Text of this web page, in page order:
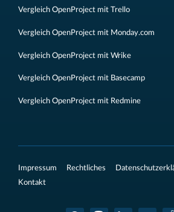
Vergleich OpenProject mit Trello
Vergleich OpenProject mit Monday.com
Vergleich OpenProject mit Wrike
Vergleich OpenProject mit Basecamp
Vergleich OpenProject mit Redmine
Impressum Rechtliches
Kontakt